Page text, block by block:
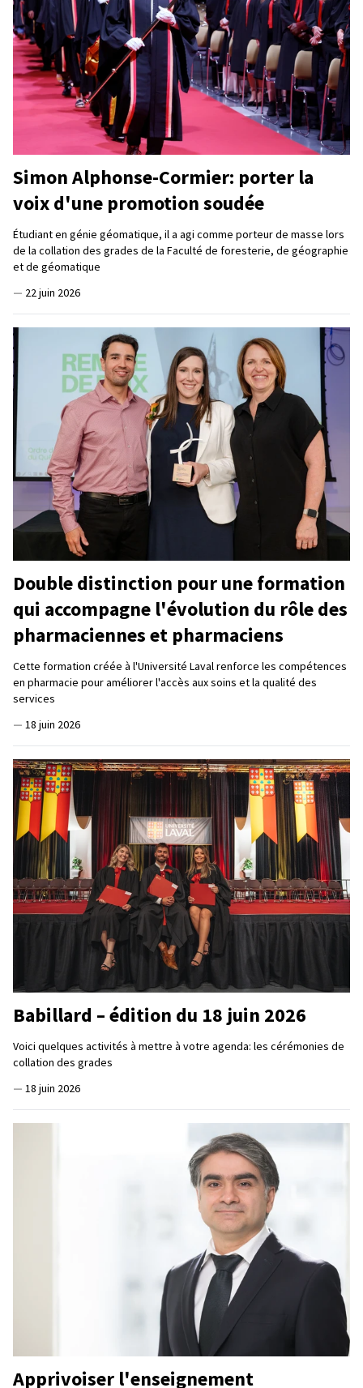
Simon Alphonse-Cormier: porter la
voix d'une promotion soudée
Étudiant en génie géomatique, il a agi comme porteur de masse lors
de la collation des grades de la Faculté de foresterie, de géographie
et de géomatique
— 22 juin 2026
Double distinction pour une formation
qui accompagne l'évolution du rôle des
pharmaciennes et pharmaciens
Cette formation créée à l'Université Laval renforce les compétences
en pharmacie pour améliorer l'accès aux soins et la qualité des
services
— 18 juin 2026
Babillard – édition du 18 juin 2026
Voici quelques activités à mettre à votre agenda: les cérémonies de
collation des grades
— 18 juin 2026
Apprivoiser l'enseignement